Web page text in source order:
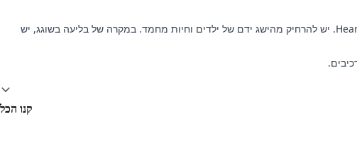
לא לשימוש בגורים מתחת לגיל 8 שבועות או במשקל נמוך מ-2 ק"ג עבור NexGard, ולא לשימוש בגורים מתחת לגיל 6 שבועות עבור HeartGard PLUS. יש להרחיק מהישג ידם של ילדים וחיות מחמד. במקרה של בליעה בשוגג, יש
קנו הכל